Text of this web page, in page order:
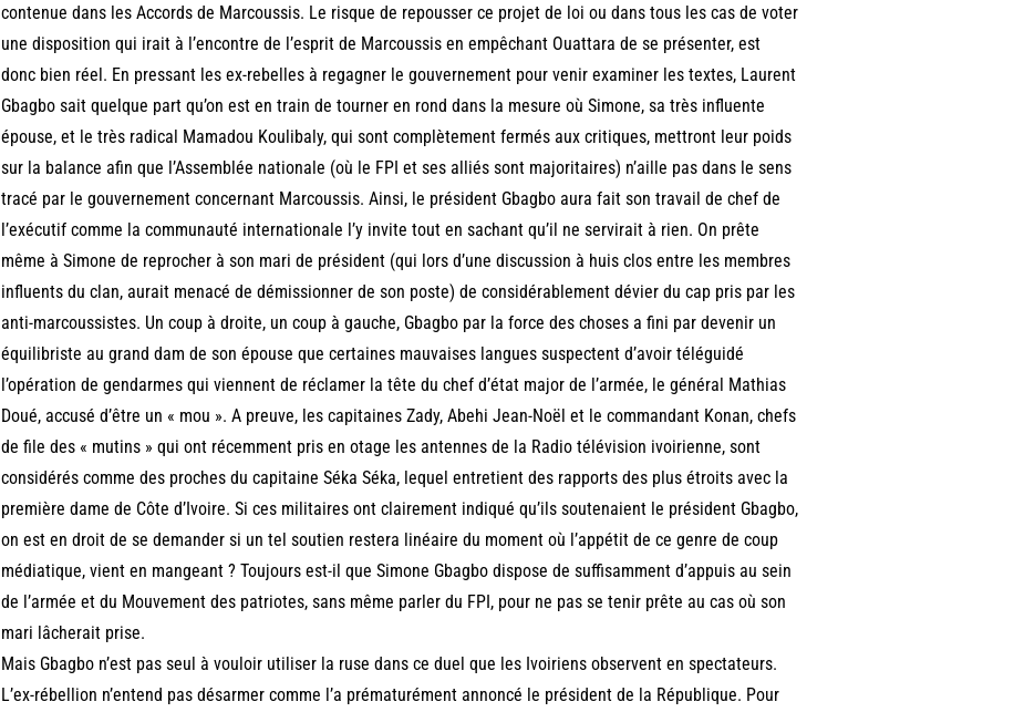
contenue dans les Accords de Marcoussis. Le risque de repousser ce projet de loi ou dans tous les cas de voter
une disposition qui irait à l’encontre de l’esprit de Marcoussis en empêchant Ouattara de se présenter, est
donc bien réel. En pressant les ex-rebelles à regagner le gouvernement pour venir examiner les textes, Laurent
Gbagbo sait quelque part qu’on est en train de tourner en rond dans la mesure où Simone, sa très influente
épouse, et le très radical Mamadou Koulibaly, qui sont complètement fermés aux critiques, mettront leur poids
sur la balance afin que l’Assemblée nationale (où le FPI et ses alliés sont majoritaires) n’aille pas dans le sens
tracé par le gouvernement concernant Marcoussis. Ainsi, le président Gbagbo aura fait son travail de chef de
l’exécutif comme la communauté internationale l’y invite tout en sachant qu’il ne servirait à rien. On prête
même à Simone de reprocher à son mari de président (qui lors d’une discussion à huis clos entre les membres
influents du clan, aurait menacé de démissionner de son poste) de considérablement dévier du cap pris par les
anti-marcoussistes. Un coup à droite, un coup à gauche, Gbagbo par la force des choses a fini par devenir un
équilibriste au grand dam de son épouse que certaines mauvaises langues suspectent d’avoir téléguidé
l’opération de gendarmes qui viennent de réclamer la tête du chef d’état major de l’armée, le général Mathias
Doué, accusé d’être un « mou ». A preuve, les capitaines Zady, Abehi Jean-Noël et le commandant Konan, chefs
de file des « mutins » qui ont récemment pris en otage les antennes de la Radio télévision ivoirienne, sont
considérés comme des proches du capitaine Séka Séka, lequel entretient des rapports des plus étroits avec la
première dame de Côte d’Ivoire. Si ces militaires ont clairement indiqué qu’ils soutenaient le président Gbagbo,
on est en droit de se demander si un tel soutien restera linéaire du moment où l’appétit de ce genre de coup
médiatique, vient en mangeant ? Toujours est-il que Simone Gbagbo dispose de suffisamment d’appuis au sein
de l’armée et du Mouvement des patriotes, sans même parler du FPI, pour ne pas se tenir prête au cas où son
mari lâcherait prise.
Mais Gbagbo n’est pas seul à vouloir utiliser la ruse dans ce duel que les Ivoiriens observent en spectateurs.
L’ex-rébellion n’entend pas désarmer comme l’a prématurément annoncé le président de la République. Pour